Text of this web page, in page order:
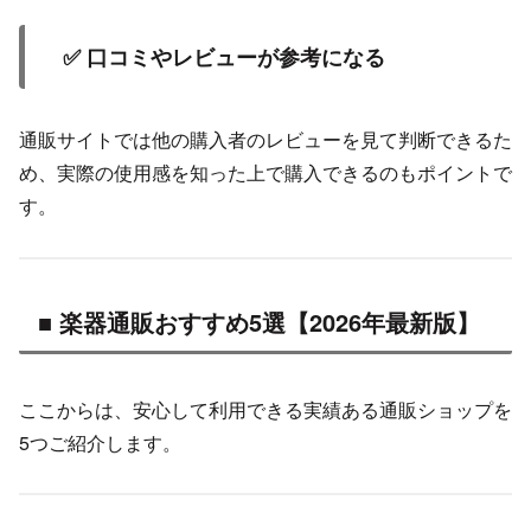
✅ 口コミやレビューが参考になる
通販サイトでは他の購入者のレビューを見て判断できるた
め、実際の使用感を知った上で購入できるのもポイントで
す。
■ 楽器通販おすすめ5選【2026年最新版】
ここからは、安心して利用できる実績ある通販ショップを
5つご紹介します。